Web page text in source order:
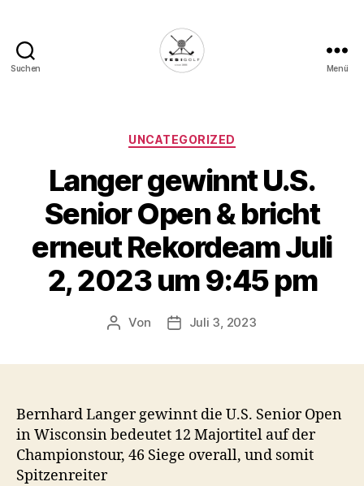
Suchen
Deine
Plattform
für
Golfbegeisterte!
Menü
Kategorien
UNCATEGORIZED
Langer gewinnt U.S.
Senior Open & bricht
erneut Rekordeam Juli
2, 2023 um 9:45 pm
Beitragsautor
Von Veröffentlichungsdatum
Juli 3, 2023
Bernhard Langer gewinnt die U.S. Senior Open
in Wisconsin bedeutet 12 Majortitel auf der
Championstour, 46 Siege overall, und somit
Spitzenreiter